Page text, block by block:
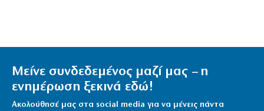
Μείνε συνδεδεμένος μαζί μας – η
ενημέρωση ξεκινά εδώ!
Ακολούθησέ μας στα social media για να μένεις πάντα